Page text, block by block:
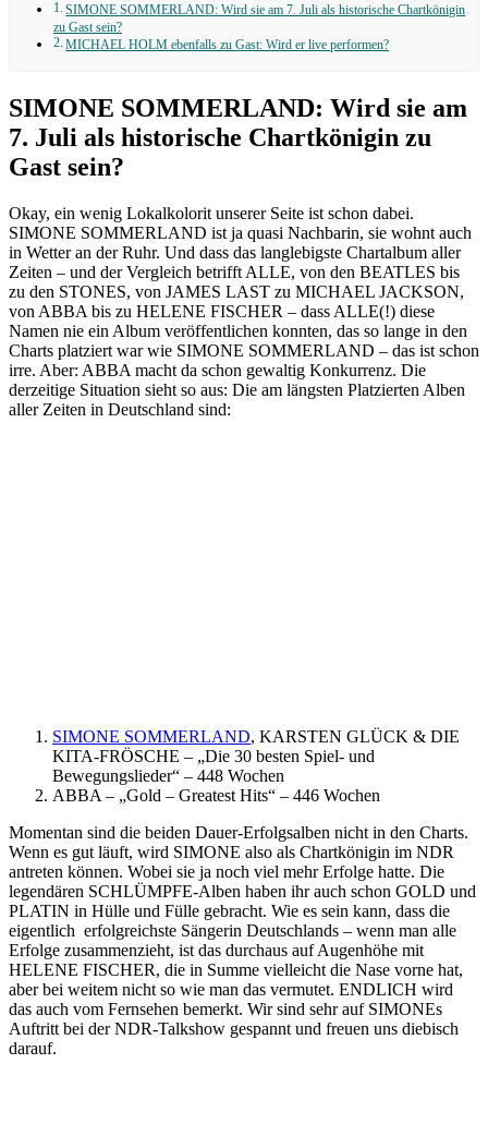
SIMONE SOMMERLAND: Wird sie am 7. Juli als historische Chartkönigin
zu Gast sein?
MICHAEL HOLM ebenfalls zu Gast: Wird er live performen?
SIMONE SOMMERLAND: Wird sie am
7. Juli als historische Chartkönigin zu
Gast sein?
Okay, ein wenig Lokalkolorit unserer Seite ist schon dabei.
SIMONE SOMMERLAND ist ja quasi Nachbarin, sie wohnt auch
in Wetter an der Ruhr. Und dass das langlebigste Chartalbum aller
Zeiten – und der Vergleich betrifft ALLE, von den BEATLES bis
zu den STONES, von JAMES LAST zu MICHAEL JACKSON,
von ABBA bis zu HELENE FISCHER – dass ALLE(!) diese
Namen nie ein Album veröffentlichen konnten, das so lange in den
Charts platziert war wie SIMONE SOMMERLAND – das ist schon
irre. Aber: ABBA macht da schon gewaltig Konkurrenz. Die
derzeitige Situation sieht so aus: Die am längsten Platzierten Alben
aller Zeiten in Deutschland sind:
SIMONE SOMMERLAND, KARSTEN GLÜCK & DIE
KITA-FRÖSCHE – „Die 30 besten Spiel- und
Bewegungslieder“ – 448 Wochen
ABBA – „Gold – Greatest Hits“ – 446 Wochen
Momentan sind die beiden Dauer-Erfolgsalben nicht in den Charts.
Wenn es gut läuft, wird SIMONE also als Chartkönigin im NDR
antreten können. Wobei sie ja noch viel mehr Erfolge hatte. Die
legendären SCHLÜMPFE-Alben haben ihr auch schon GOLD und
PLATIN in Hülle und Fülle gebracht. Wie es sein kann, dass die
eigentlich erfolgreichste Sängerin Deutschlands – wenn man alle
Erfolge zusammenzieht, ist das durchaus auf Augenhöhe mit
HELENE FISCHER, die in Summe vielleicht die Nase vorne hat,
aber bei weitem nicht so wie man das vermutet. ENDLICH wird
das auch vom Fernsehen bemerkt. Wir sind sehr auf SIMONEs
Auftritt bei der NDR-Talkshow gespannt und freuen uns diebisch
darauf.